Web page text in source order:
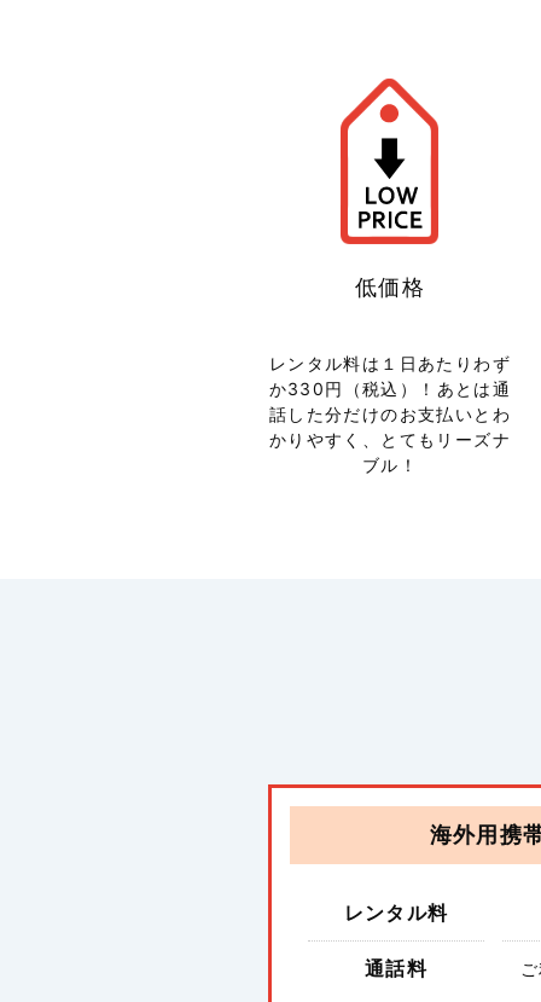
低価格
レンタル料は１日あたりわず
か330円（税込）！あとは通
話した分だけのお支払いとわ
かりやすく、とてもリーズナ
ブル！
海外用携
レンタル料
通話料